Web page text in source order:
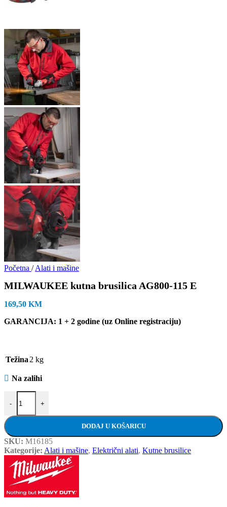
Početna / Alati i mašine
MILWAUKEE kutna brusilica AG800-115 E
169,50 KM
GARANCIJA: 1 + 2 godine (uz Online registraciju)
Težina 2 kg
Na zalihi
-
MILWAUKEE kutna brusilica AG800-115 E količina
+
DODAJ U KOŠARICU
SKU: M16185
Kategorije: Alati i mašine, Električni alati, Kutne brusilice